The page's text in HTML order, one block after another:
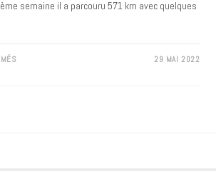
semaine il a parcouru 571 km avec quelques
SUR 29 MAI 2022